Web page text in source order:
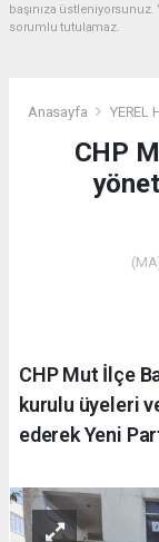
başınıza
sorumlu tutulamaz.
Anasayfa YEREL
CHP
CHP Mut İlçe
kurulu üyeleri
ederek Yeni